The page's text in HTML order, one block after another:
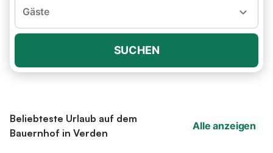
Gäste
SUCHEN
Beliebteste Urlaub auf dem
Bauernhof in Verden
Alle anzeigen